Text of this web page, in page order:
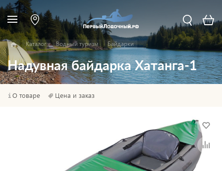
Каталог Водный туризм Байдарки
Надувная байдарка Хатанга-1
О товаре Цена и заказ